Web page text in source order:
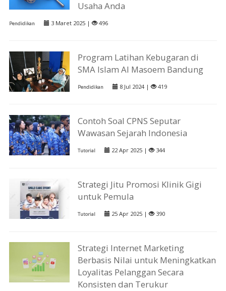
Usaha Anda
Pendidikan 3 Maret 2025 | 496
Program Latihan Kebugaran di
SMA Islam Al Masoem Bandung
Pendidikan 8 Jul 2024 | 419
Contoh Soal CPNS Seputar
Wawasan Sejarah Indonesia
Tutorial 22 Apr 2025 | 344
Strategi Jitu Promosi Klinik Gigi
untuk Pemula
Tutorial 25 Apr 2025 | 390
Strategi Internet Marketing
Berbasis Nilai untuk Meningkatkan
Loyalitas Pelanggan Secara
Konsisten dan Terukur